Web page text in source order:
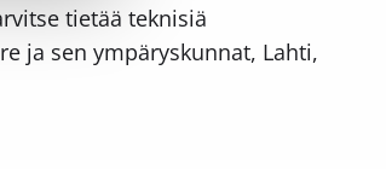
tietää teknisiä
ja sen ympäryskunnat, Lahti,